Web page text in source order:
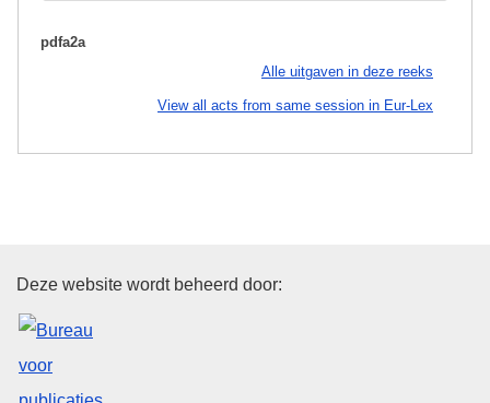
pdfa2a
Alle uitgaven in deze reeks
View all acts from same session in Eur-Lex
Bureau voor publicaties van de
Deze website wordt beheerd door: